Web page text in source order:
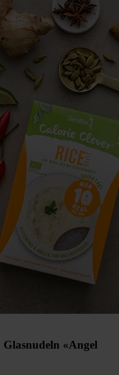
«Angel